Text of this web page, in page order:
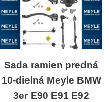
Sada ramien predná
10-dielná Meyle BMW
3er E90 E91 E92